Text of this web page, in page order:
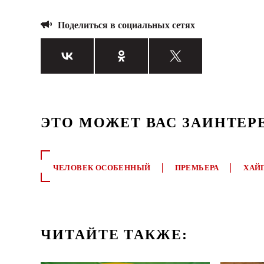
Поделиться в социальных сетях
ЭТО МОЖЕТ ВАС
ЧЕЛОВЕК ОСОБЕННЫЙ ПРЕМЬЕРА
ЧИТАЙТЕ ТАКЖЕ: